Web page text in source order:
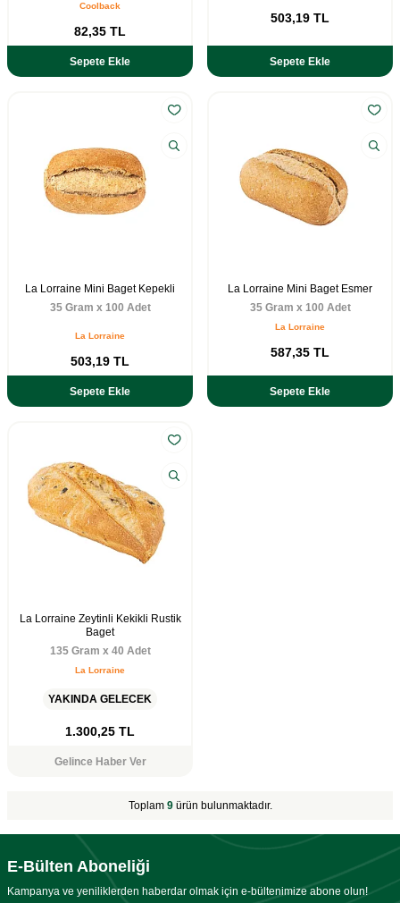
Coolback
82,35 TL
Sepete Ekle
503,19 TL
Sepete Ekle
La Lorraine Mini Baget Kepekli
35 Gram x 100 Adet
La Lorraine
503,19 TL
Sepete Ekle
La Lorraine Mini Baget Esmer
35 Gram x 100 Adet
La Lorraine
587,35 TL
Sepete Ekle
La Lorraine Zeytinli Kekikli Rustik
Baget
135 Gram x 40 Adet
La Lorraine
YAKINDA GELECEK
1.300,25 TL
Gelince Haber Ver
Toplam 9ürün bulunmaktadır.
E-Bülten Aboneliği
Kampanya ve yeniliklerden haberdar olmak için e-bültenimize abone olun!